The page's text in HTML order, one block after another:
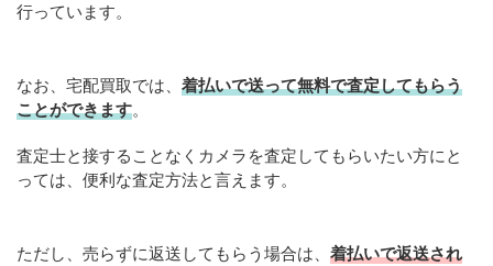
行っています。
なお、宅配買取では、 着払いで送って無料で査定してもらう
ことができます。
査定士と接することなくカメラを査定してもらいたい方にと
っては、便利な査定方法と言えます。
ただし、売らずに返送してもらう場合は、 着払いで返送され